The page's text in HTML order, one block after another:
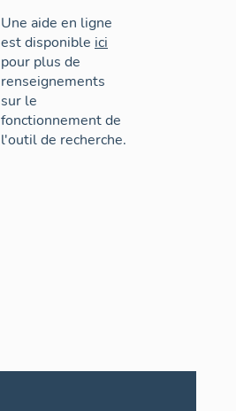
Une aide en ligne
est disponible ici
pour plus de
renseignements
sur le
fonctionnement de
l'outil de recherche.